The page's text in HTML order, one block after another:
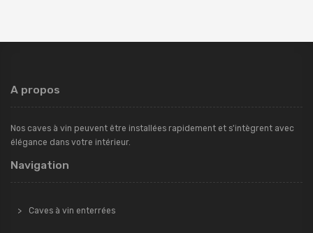
A propos
Nos caves à vin peuvent être installées rapidement et s'intègrent avec
élégance dans votre intérieur.
Navigation
Caves à vin enterrées